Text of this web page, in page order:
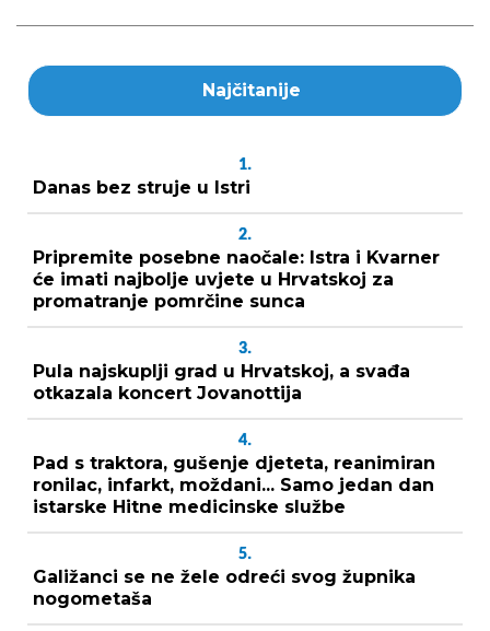
Najčitanije
1.
Danas bez struje u Istri
2.
Pripremite posebne naočale: Istra i Kvarner
će imati najbolje uvjete u Hrvatskoj za
promatranje pomrčine sunca
3.
Pula najskuplji grad u Hrvatskoj, a svađa
otkazala koncert Jovanottija
4.
Pad s traktora, gušenje djeteta, reanimiran
ronilac, infarkt, moždani... Samo jedan dan
istarske Hitne medicinske službe
5.
Galižanci se ne žele odreći svog župnika
nogometaša